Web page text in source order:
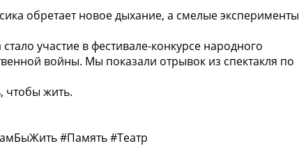
обретает новое дыхание, а смелые эксперименты
участие в фестивале-конкурсе народного
войны. Мы показали отрывок из спектакля по
чтобы жить.
#Память #Театр